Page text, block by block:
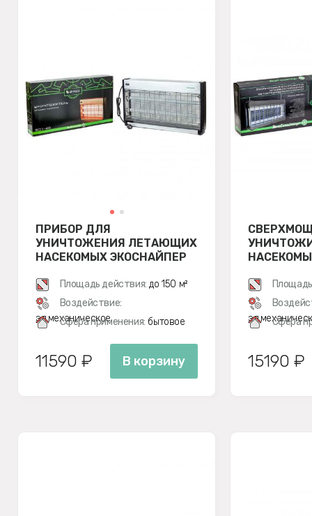
ПРИБОР ДЛЯ
УНИЧТОЖЕНИЯ ЛЕТАЮЩИХ
НАСЕКОМЫХ ЭКОСНАЙПЕР
Площадь действия: до 150 м²
Воздействие:
эл.механическое
Сфера применения: бытовое
11590 ₽ В корзину
ЛАМПАМИ
30L
Сфера
15190 ₽